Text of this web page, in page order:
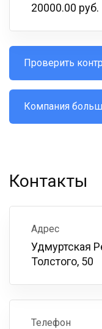
20000.00 руб.
Проверить
Компания
Контакты
Адрес
Удмуртская
Толстого, 50
Телефон